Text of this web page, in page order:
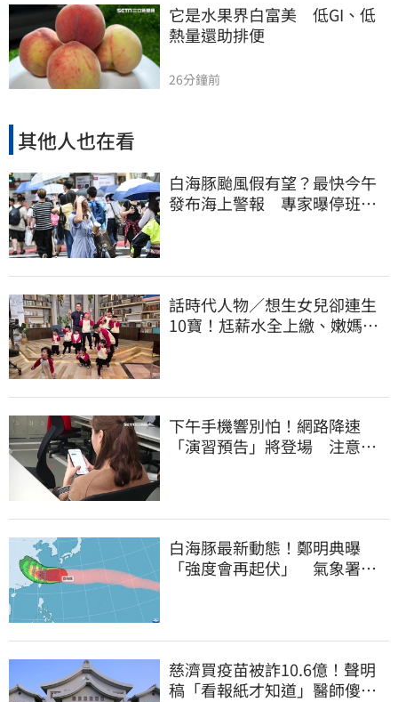
它是水果界白富美　低GI、低
熱量還助排便
26分鐘前
其他人也在看
白海豚颱風假有望？最快今午
發布海上警報 專家曝停班停
話時代人物／想生女兒卻連生
10寶！尪薪水全上繳、嫩媽吐
下午手機響別怕！網路降速
「演習預告」將登場 注意事
白海豚最新動態！鄭明典曝
「強度會再起伏」 氣象署：
慈濟買疫苗被詐10.6億！聲明
稿「看報紙才知道」醫師傻